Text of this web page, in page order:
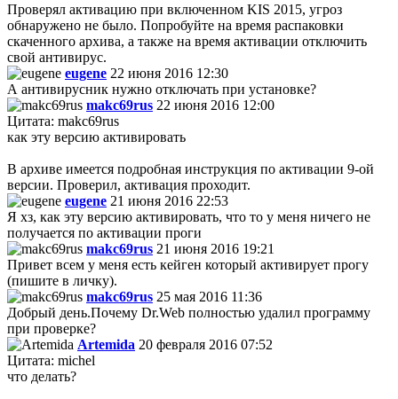
Проверял активацию при включенном KIS 2015, угроз
обнаружено не было. Попробуйте на время распаковки
скаченного архива, а также на время активации отключить
свой антивирус.
eugene 22 июня 2016 12:30
А антивирусник нужно отключать при установке?
makc69rus 22 июня 2016 12:00
Цитата: makc69rus
как эту версию активировать
В архиве имеется подробная инструкция по активации 9-ой
версии. Проверил, активация проходит.
eugene 21 июня 2016 22:53
Я хз, как эту версию активировать, что то у меня ничего не
получается по активации проги
makc69rus 21 июня 2016 19:21
Привет всем у меня есть кейген который активирует прогу
(пишите в личку).
makc69rus 25 мая 2016 11:36
Добрый день.Почему Dr.Web полностью удалил программу
при проверке?
Artemida 20 февраля 2016 07:52
Цитата: michel
что делать?